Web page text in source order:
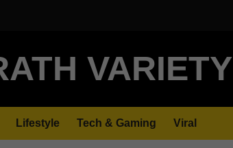
VARIETY
Lifestyle Tech & Gaming Viral